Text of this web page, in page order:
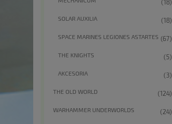
(18)
SOLAR AUXILIA (18)
SPACE MARINES LEGIONES ASTARTES (67)
THE KNIGHTS (5)
AKCESORIA (3)
THE OLD WORLD (124)
WARHAMMER UNDERWORLDS (24)